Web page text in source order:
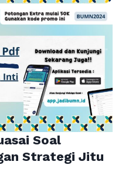
Soal
Strategi Jitu